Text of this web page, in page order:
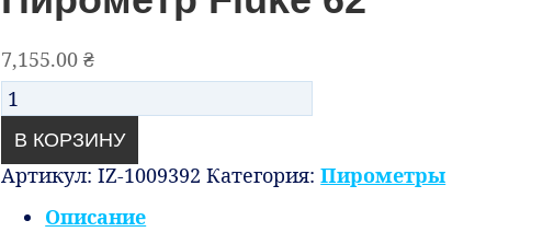
7,155.00₴
Количество
В КОРЗИНУ
Артикул:IZ-1009392 Категория:Пирометры
Описание